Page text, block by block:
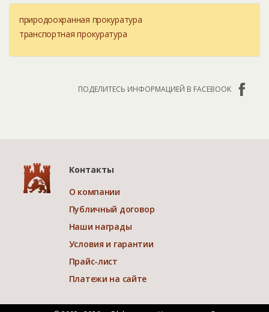
природоохранная прокуратура
транспортная прокуратура
ПОДЕЛИТЕСЬ ИНФОРМАЦИЕЙ В FACEBOOK
Контакты
О компании
Публичный договор
Наши награды
Условия и гарантии
Прайс-лист
Платежи на сайте